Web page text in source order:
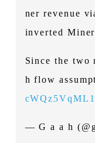
ner revenue
inverted
Since the two
h flow
cWQz5VqML1
— G a a h